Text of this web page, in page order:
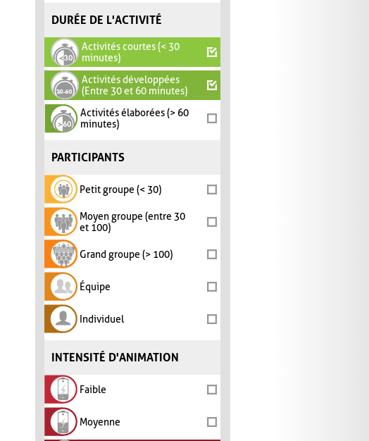
DURÉE DE L'ACTIVITÉ
Activités courtes (< 30
minutes)
Activités développées
(Entre 30 et 60 minutes)
Activités élaborées (> 60
minutes)
PARTICIPANTS
Petit groupe (< 30)
Moyen groupe (entre 30
et 100)
Grand groupe (> 100)
Équipe
Individuel
INTENSITÉ D'ANIMATION
Faible
Moyenne